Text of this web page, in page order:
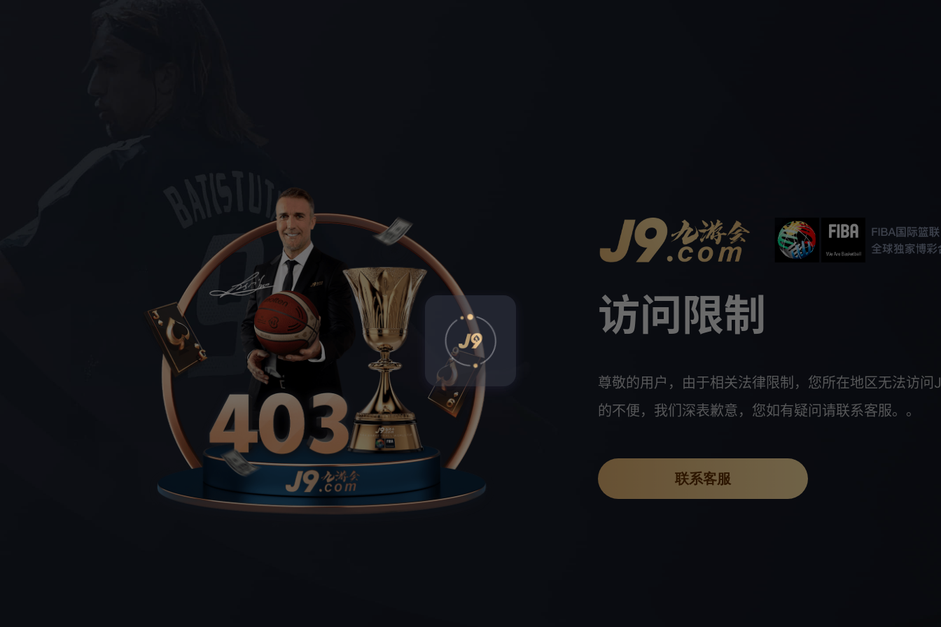
访问限制
尊敬的用户，由于相关法律限制，您所在地区无法访问
的不便，我们深表歉意，您如有疑问请联系客服。。
联系客服